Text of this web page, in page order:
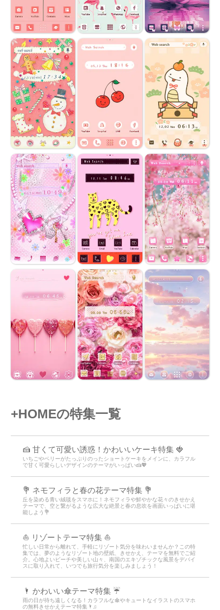
+HOMEの特集一覧
🍰 甘くて可愛い誘惑！かわいいケーキ特集 🍓
いちごやベリーがたっぷりのったショートケーキをメインに、カラフル
で甘く可愛らしいデザインのテーマがいっぱい🍰💖
💐 ネモフィラと春の花テーマ特集 💐
丘を染める青い絨毯をスマホに！ネモフィラや鮮やかな花々のきせかえ
テーマで、空と繋がるような広大な絶景と春の息吹を画面いっぱいに堪
能しよう💐
⛵ リゾートテーマ特集 ⛵
忙しい日常から離れて、手軽にリゾート気分を味わいませんか？この特
集では、夢のようなリゾート地の壁紙、きせかえ、テーマを無料でご紹
介。心地よいビーチや美しい山々、南国のエキゾチックな風景をデバイ
スに取り入れて、いつでも旅行気分を楽しみましょう！
🌂 かわいい傘テーマ特集 ☔
雨の日が待ち遠しくなる！カラフルな傘やキュートなイラストのスマホ
の無料きせかえテーマ特集🌂♫